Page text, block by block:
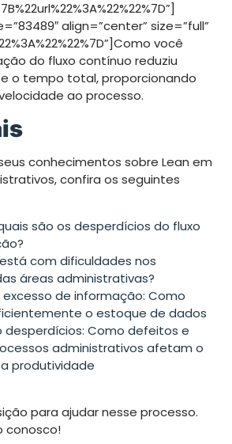
align=”center” size=”full”
você
do fluxo contínuo reduziu
o tempo total, proporcionando
ao processo.
conhecimentos sobre Lean em
confira os seguintes
são os desperdícios do fluxo
com dificuldades nos
áreas administrativas?
de informação: Como
o estoque de dados
desperdícios: Como defeitos e
administrativos afetam o
produtividade
para ajudar nesse processo.
conosco!